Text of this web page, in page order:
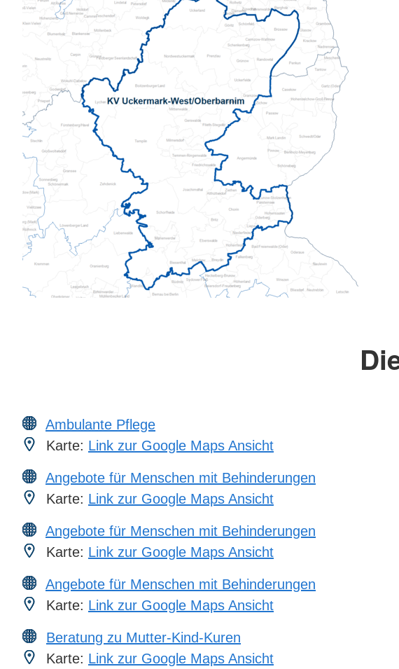
Ambulante Pflege
Karte: Link zur Google Maps Ansicht
Angebote für Menschen mit Behinderungen
Karte: Link zur Google Maps Ansicht
Angebote für Menschen mit Behinderungen
Karte: Link zur Google Maps Ansicht
Angebote für Menschen mit Behinderungen
Karte: Link zur Google Maps Ansicht
Beratung zu Mutter-Kind-Kuren
Karte: Link zur Google Maps Ansicht